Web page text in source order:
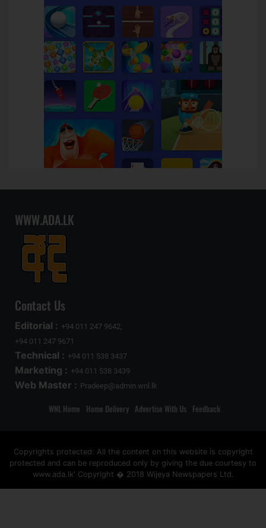
WWW.ADA.LK
Contact Us
Editorial : +94 011 247 9642,
+94 011 247 9671
Technical : +94 011 538 3437
Marketing : +94 011 538 3439
Web Master : Pradeep@admin.wnl.lk
WNL Home Home Delivery Advertise With Us Feedback
Copyrights protected: All the content on this website is copyright
protected and can be reproduced only by giving the due courtesy to
www.ada.lk' Copyright � 2018 Wijeya Newspapers Ltd.